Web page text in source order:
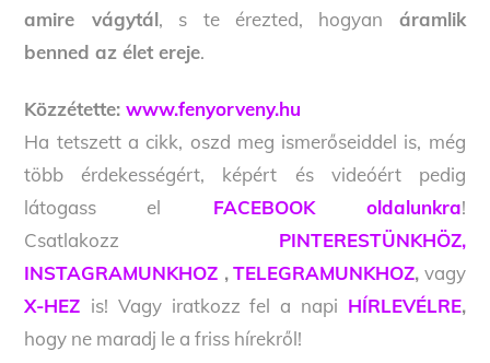
amire vágytál, s te érezted, hogyan áramlik
benned az élet ereje.
Közzétette:www.fenyorveny.hu
Ha tetszett a cikk, oszd meg ismerőseiddel is, még
több érdekességért, képért és videóért pedig
látogass el
FACEBOOK oldalunkra!
Csatlakozz PINTERESTÜNKHÖZ,
INSTAGRAMUNKHOZ , TELEGRAMUNKHOZ, vagy
X-HEZ is! Vagy iratkozz fel a napi HÍRLEVÉLRE,
hogy ne maradj le a friss hírekről!